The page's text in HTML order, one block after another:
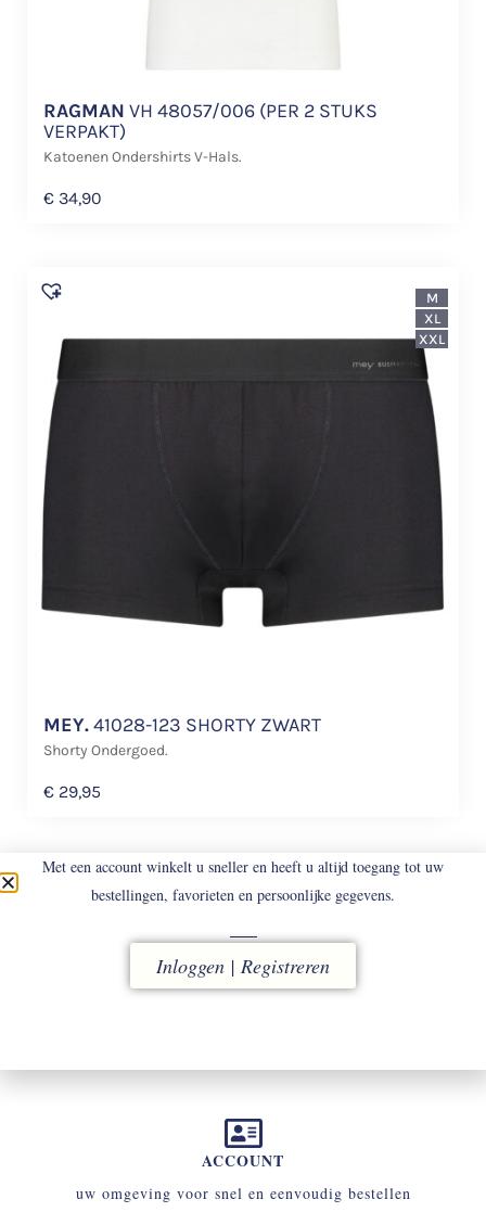
RAGMAN VH 48057/006 (PER 2 STUKS
VERPAKT)
Katoenen Ondershirts V-Hals.
€ 34,90
MEY.41028-123 SHORTY ZWART
Shorty Ondergoed.
€ 29,95
M
XL
XXL
LEVERING
ACCOUNT
uw omgeving voor snel en eenvoudig bestellen
Met een account winkelt u sneller en heeft u altijd toegang tot uw
bestellingen, favorieten en persoonlijke gegevens.
Inloggen | Registreren